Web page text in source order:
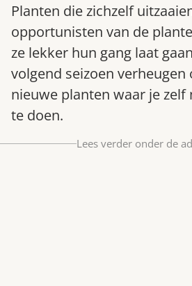
Bestel nu
Planten die zichzelf
opportunisten van de
ze lekker hun gang laat
volgend seizoen verheugen
nieuwe planten waar je
te doen.
Lees verder onder de